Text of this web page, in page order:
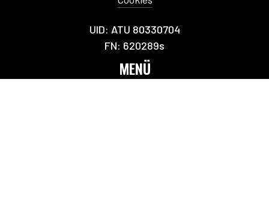
UID: ATU 80330704
FN: 620289s
MENÜ